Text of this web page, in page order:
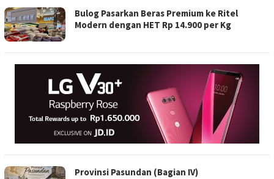
Bulog Pasarkan Beras Premium ke Ritel
Modern dengan HET Rp 14.900 per Kg
Provinsi Pasundan (Bagian IV)